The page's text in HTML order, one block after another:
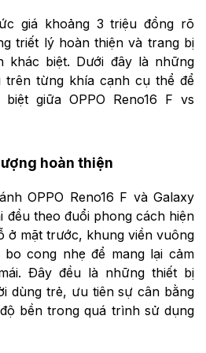
giá khoảng 3 triệu đồng rõ
triết lý hoàn thiện và trang bị
khác biệt. Dưới đây là những
trên từng khía cạnh cụ thể để
giữa OPPO Reno16 F vs
hoàn thiện
OPPO Reno16 F và Galaxy
đều theo đuổi phong cách hiện
ở mặt trước, khung viền vuông
cong nhẹ để mang lại cảm
Đây đều là những thiết bị
dùng trẻ, ưu tiên sự cân bằng
bền trong quá trình sử dụng